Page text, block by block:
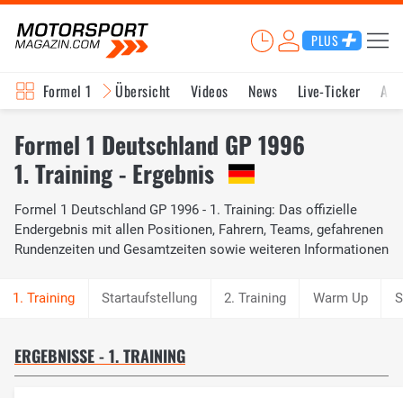
PLUS
Formel 1 Übersicht Videos News Live-Ticker
Formel 1 Deutschland GP 1996
1. Training - Ergebnis
Formel 1 Deutschland GP 1996 - 1. Training: Das offizielle
Endergebnis mit allen Positionen, Fahrern, Teams, gefahrenen
Rundenzeiten und Gesamtzeiten sowie weiteren Informationen
Startaufstellung 2. Training Warm Up
ERGEBNISSE - 1. TRAINING